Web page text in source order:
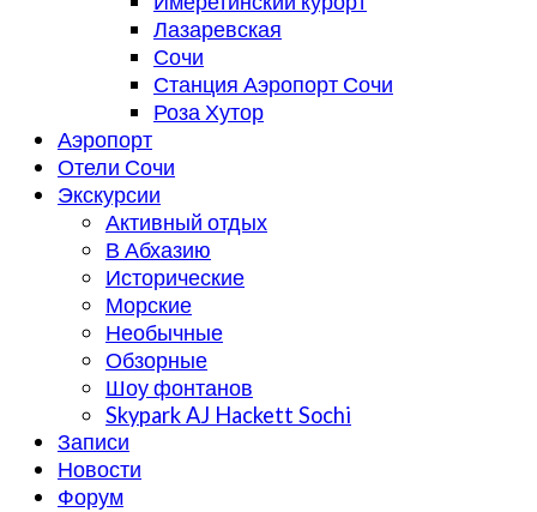
Лазаревская
Сочи
Станция Аэропорт Сочи
Роза Хутор
Аэропорт
Отели Сочи
Экскурсии
Активный отдых
В Абхазию
Исторические
Морские
Необычные
Обзорные
Шоу фонтанов
Skypark AJ Hackett Sochi
Записи
Новости
Форум